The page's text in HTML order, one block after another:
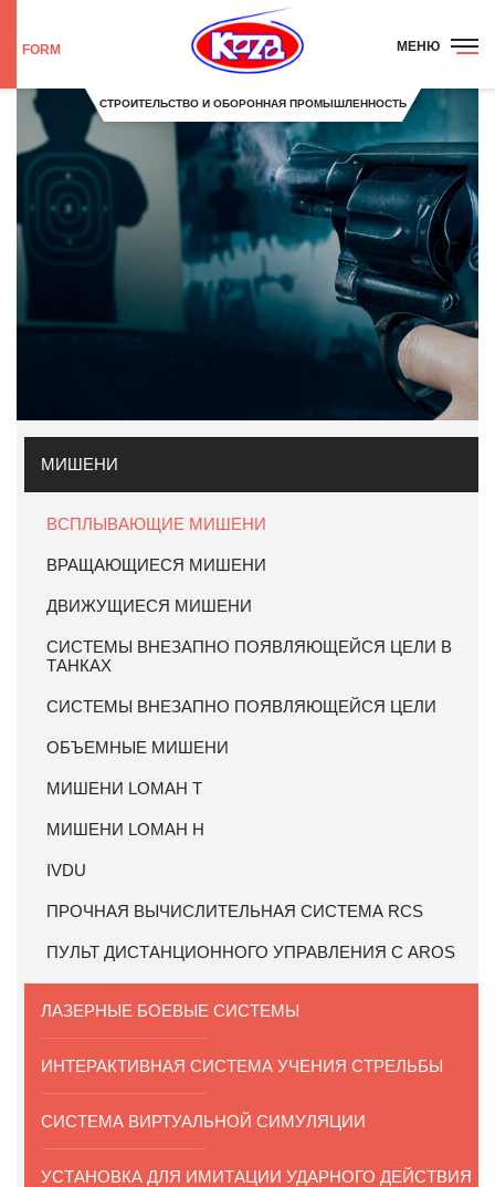
FORM
СТРОИТЕЛЬСТВО И ОБОРОННАЯ ПРОМЫШЛЕННОСТЬ
МЕНЮ
МИШЕНИ
ВСПЛЫВАЮЩИЕ МИШЕНИ
ВРАЩАЮЩИЕСЯ МИШЕНИ
ДВИЖУЩИЕСЯ МИШЕНИ
СИСТЕМЫ ВНЕЗАПНО ПОЯВЛЯЮЩЕЙСЯ ЦЕЛИ В
ТАНКАХ
СИСТЕМЫ ВНЕЗАПНО ПОЯВЛЯЮЩЕЙСЯ ЦЕЛИ
ОБЪЕМНЫЕ МИШЕНИ
МИШЕНИ LOMAH T
МИШЕНИ LOMAH Н
IVDU
ПРОЧНАЯ ВЫЧИСЛИТЕЛЬНАЯ СИСТЕМА RCS
ПУЛЬТ ДИСТАНЦИОННОГО УПРАВЛЕНИЯ С AROS
ЛАЗЕРНЫЕ БОЕВЫЕ СИСТЕМЫ
ИНТЕРАКТИВНАЯ СИСТЕМА УЧЕНИЯ СТРЕЛЬБЫ
СИСТЕМА ВИРТУАЛЬНОЙ СИМУЛЯЦИИ
УСТАНОВКА ДЛЯ ИМИТАЦИИ УДАРНОГО ДЕЙСТВИЯ